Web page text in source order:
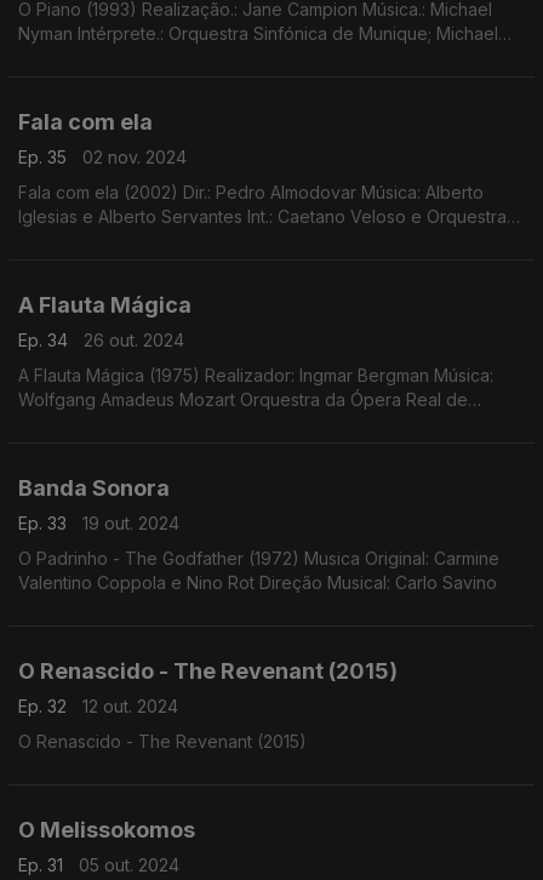
O Piano (1993) Realização.: Jane Campion Música.: Michael
Nyman Intérprete.: Orquestra Sinfónica de Munique; Michael
Fala com ela
Ep. 35
02 nov. 2024
Fala com ela (2002) Dir.: Pedro Almodovar Música: Alberto
Iglesias e Alberto Servantes Int.: Caetano Veloso e Orquestra
A Flauta Mágica
Ep. 34
26 out. 2024
A Flauta Mágica (1975) Realizador: Ingmar Bergman Música:
Wolfgang Amadeus Mozart Orquestra da Ópera Real de
Banda Sonora
Ep. 33
19 out. 2024
O Padrinho - The Godfather (1972) Musica Original: Carmine
Valentino Coppola e Nino Rot Direção Musical: Carlo Savino
O Renascido - The Revenant (2015)
Ep. 32
12 out. 2024
O Renascido - The Revenant (2015)
O Melissokomos
Ep. 31 05 out. 2024